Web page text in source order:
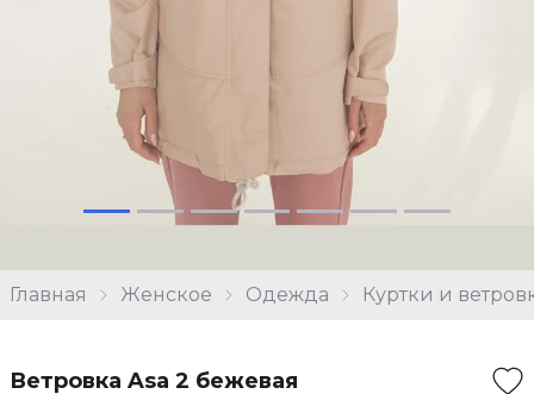
Главная Женское Одежда Куртки и
Ветровка Asa 2 бежевая